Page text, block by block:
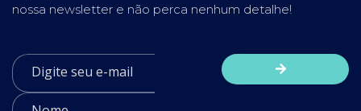
nossa newsletter e não perca nenhum detalhe!